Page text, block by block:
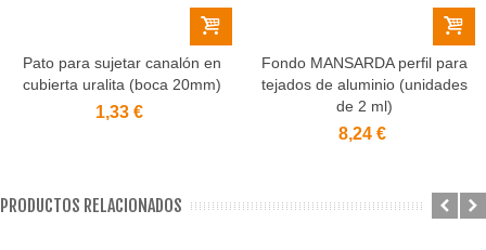
Pato para sujetar canalón en
cubierta uralita (boca 20mm)
1,33 €
Fondo MANSARDA perfil para
tejados de aluminio (unidades
de 2 ml)
8,24 €
PRODUCTOS RELACIONADOS